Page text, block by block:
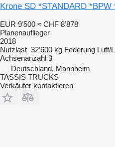
Krone SD *STANDARD
EUR 9’500 ≈ CHF 8’878
Planenauflieger
2018
Nutzlast 32’600 kg Federung Luft/
Achsenanzahl 3
Deutschland, Mannheim
TASSIS TRUCKS
Verkäufer kontaktieren